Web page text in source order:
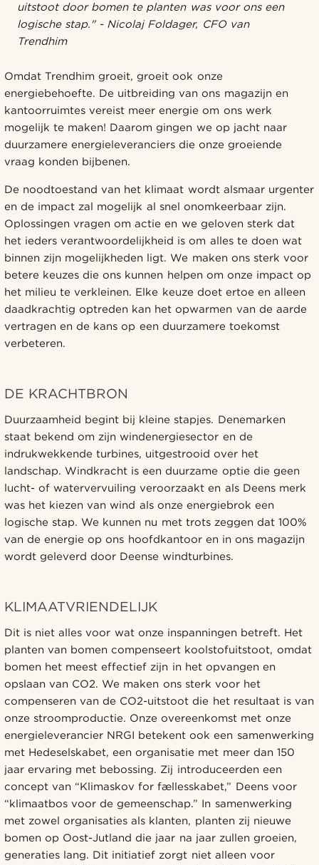
uitstoot door bomen te planten was voor ons een
logische stap." - Nicolaj Foldager, CFO van
Trendhim
Omdat Trendhim groeit, groeit ook onze
energiebehoefte. De uitbreiding van ons magazijn en
kantoorruimtes vereist meer energie om ons werk
mogelijk te maken! Daarom gingen we op jacht naar
duurzamere energieleveranciers die onze groeiende
vraag konden bijbenen.
De noodtoestand van het klimaat wordt alsmaar urgenter
en de impact zal mogelijk al snel onomkeerbaar zijn.
Oplossingen vragen om actie en we geloven sterk dat
het ieders verantwoordelijkheid is om alles te doen wat
binnen zijn mogelijkheden ligt. We maken ons sterk voor
betere keuzes die ons kunnen helpen om onze impact op
het milieu te verkleinen. Elke keuze doet ertoe en alleen
daadkrachtig optreden kan het opwarmen van de aarde
vertragen en de kans op een duurzamere toekomst
verbeteren.
DE KRACHTBRON
Duurzaamheid begint bij kleine stapjes. Denemarken
staat bekend om zijn windenergiesector en de
indrukwekkende turbines, uitgestrooid over het
landschap. Windkracht is een duurzame optie die geen
lucht- of watervervuiling veroorzaakt en als Deens merk
was het kiezen van wind als onze energiebrok een
logische stap. We kunnen nu met trots zeggen dat 100%
van de energie op ons hoofdkantoor en in ons magazijn
wordt geleverd door Deense windturbines.
KLIMAATVRIENDELIJK
Dit is niet alles voor wat onze inspanningen betreft. Het
planten van bomen compenseert koolstofuitstoot, omdat
bomen het meest effectief zijn in het opvangen en
opslaan van CO2. We maken ons sterk voor het
compenseren van de CO2-uitstoot die het resultaat is van
onze stroomproductie. Onze overeenkomst met onze
energieleverancier NRGI betekent ook een samenwerking
met Hedeselskabet, een organisatie met meer dan 150
jaar ervaring met bebossing. Zij introduceerden een
concept van “Klimaskov for fællesskabet,” Deens voor
“klimaatbos voor de gemeenschap.” In samenwerking
met zowel organisaties als klanten, planten zij nieuwe
bomen op Oost-Jutland die jaar na jaar zullen groeien,
generaties lang. Dit initiatief zorgt niet alleen voor